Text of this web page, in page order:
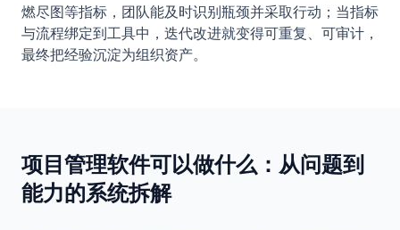
燃尽图等指标，团队能及时识别瓶颈并采取行动；当指标
与流程绑定到工具中，迭代改进就变得可重复、可审计，
最终把经验沉淀为组织资产。
项目管理软件可以做什么：从问题到
能力的系统拆解